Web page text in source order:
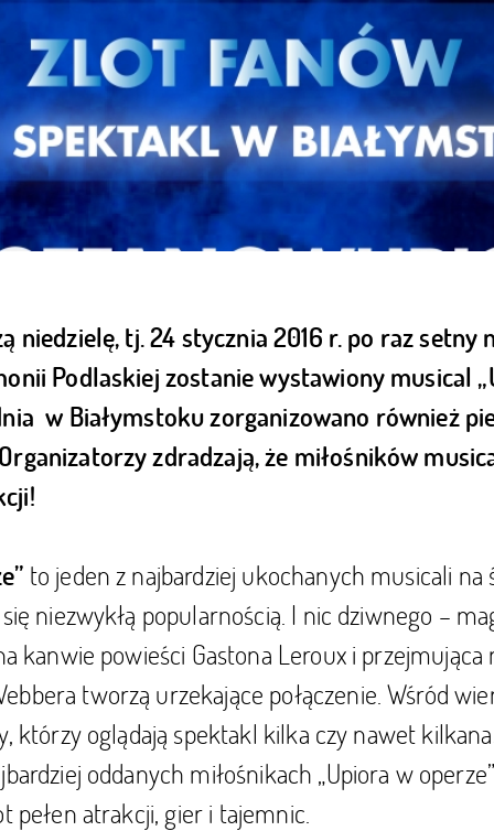
niedzielę, tj. 24 stycznia 2016 r. po raz setny
Podlaskiej zostanie wystawiony musical
w Białymstoku zorganizowano również
zdradzają, że miłośników
to jeden z najbardziej ukochanych musicali na
niezwykłą popularnością. I nic dziwnego –
kanwie powieści Gastona Leroux i przejmująca
tworzą urzekające połączenie. Wśród
którzy oglądają spektakl kilka czy nawet
oddanych miłośnikach „Upiora w
pełen atrakcji, gier i tajemnic.